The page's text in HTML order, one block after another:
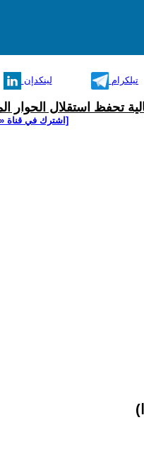
لينكدإن تيلكرام
تحفظ استقلال
[اشترك في قناة